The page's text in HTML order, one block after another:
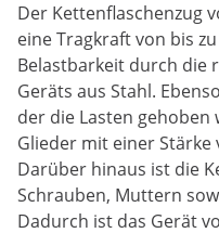
Der Kettenflaschenzug
eine Tragkraft von bis
Belastbarkeit durch die
Geräts aus Stahl.
der die Lasten
Glieder mit einer Stärke
Darüber hinaus ist die
Schrauben, Muttern
Dadurch ist das Gerät